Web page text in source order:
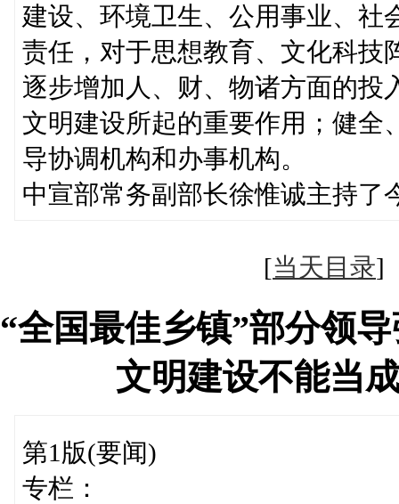
建设、环境卫生、公用事业、社
责任，对于思想教育、文化科技
逐步增加人、财、物诸方面的投
文明建设所起的重要作用；健全
导协调机构和办事机构。
中宣部常务副部长徐惟诚主持了
[当天目录
“全国最佳乡镇”部分领
文明建设不能当
第1版(要闻)
专栏：